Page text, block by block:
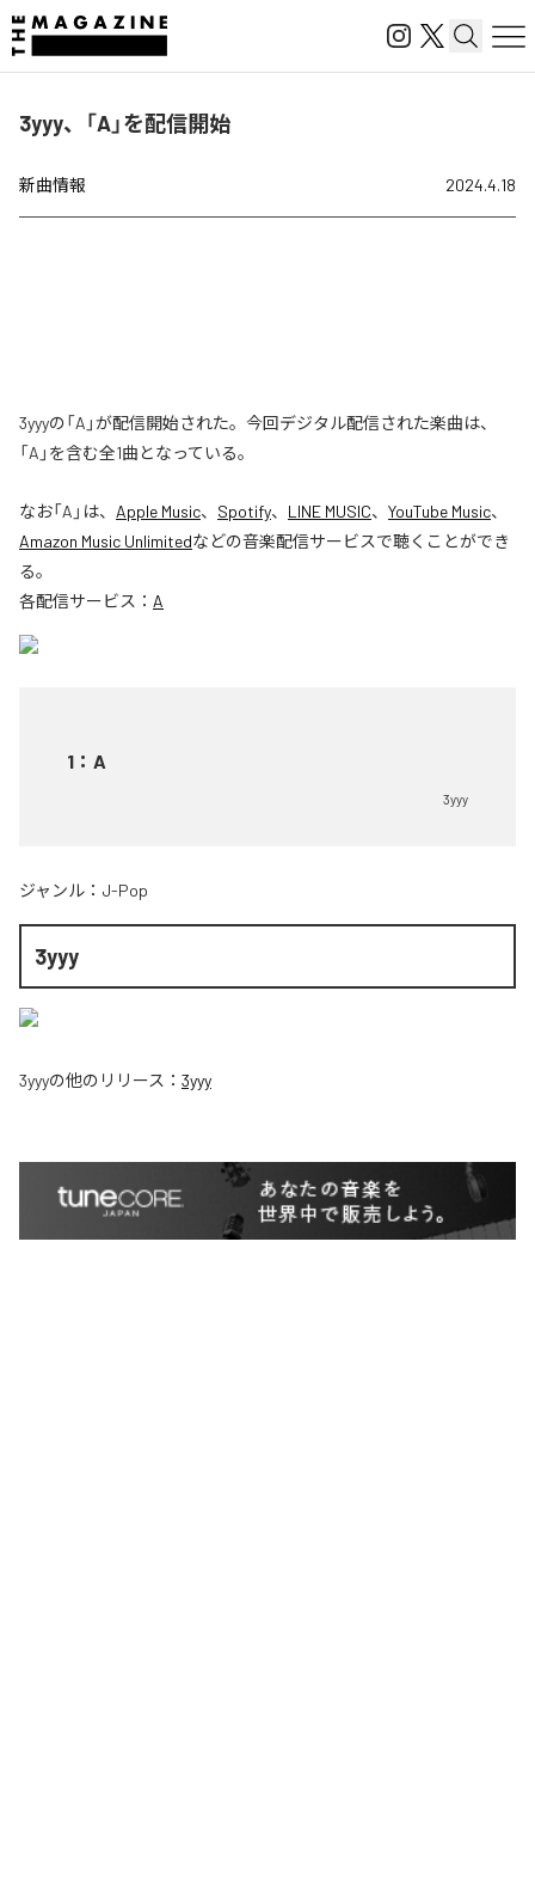
3yyy、「A」を配信開始
新曲情報 2024.4.18
3yyyの「A」が配信開始された。今回デジタル配信された楽曲は、
「A」を含む全1曲となっている。
なお「A 」は、 Apple Music、 Spotify、 LINE MUSIC、 YouTube Music、
Amazon Music Unlimitedなどの音楽配信サービスで聴くことができ
る。
各配信サービス： A
1 ： A
3yyy
ジャンル： J-Pop
3yyy
3yyyの他のリリース： 3yyy